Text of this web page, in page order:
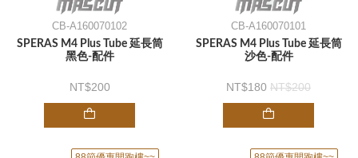
CB-A160070102
SPERAS M4 Plus Tube 延長筒
黑色-配件
200
CB-A160070101
SPERAS M4 Plus Tube 延長筒
沙色-配件
180 200